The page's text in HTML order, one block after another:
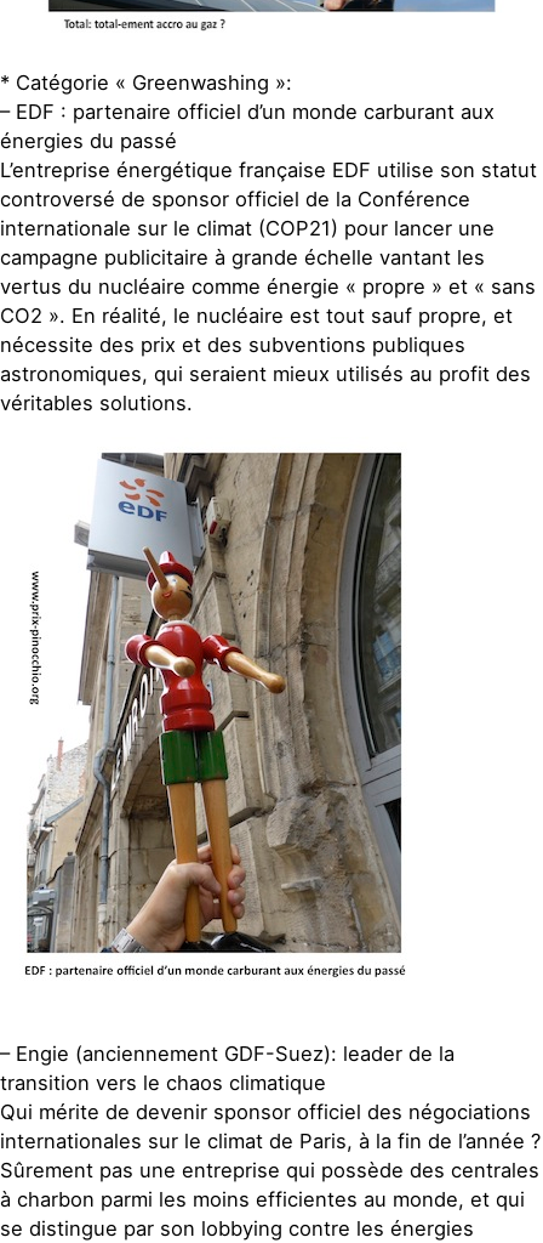
* Catégorie « Greenwashing »:
– EDF : partenaire officiel d’un monde carburant aux
énergies du passé
L’entreprise énergétique française EDF utilise son statut
controversé de sponsor officiel de la Conférence
internationale sur le climat (COP21) pour lancer une
campagne publicitaire à grande échelle vantant les
vertus du nucléaire comme énergie « propre » et « sans
CO2 ». En réalité, le nucléaire est tout sauf propre, et
nécessite des prix et des subventions publiques
astronomiques, qui seraient mieux utilisés au profit des
véritables solutions.
– Engie (anciennement GDF-Suez): leader de la
transition vers le chaos climatique
Qui mérite de devenir sponsor officiel des négociations
internationales sur le climat de Paris, à la fin de l’année ?
Sûrement pas une entreprise qui possède des centrales
à charbon parmi les moins efficientes au monde, et qui
se distingue par son lobbying contre les énergies